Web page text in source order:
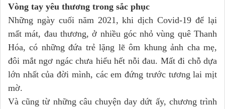
Vòng tay yêu thương trong sắc phục
Những ngày cuối năm 2021, khi dịch Covid-19 để lại
mất mát, đau thương, ở nhiều góc nhỏ vùng quê Thanh
Hóa, có những đứa trẻ lặng lẽ ôm khung ảnh cha mẹ,
đôi mắt ngơ ngác chưa hiểu hết nỗi đau. Mất đi chỗ dựa
lớn nhất của đời mình, các em đứng trước tương lai mịt
mờ.
Và cũng từ những câu chuyện day dứt ấy, chương trình